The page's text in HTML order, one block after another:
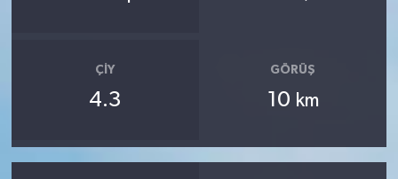
ÇIY
4.3
GÖRÜŞ
10 km